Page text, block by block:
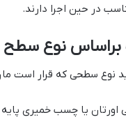
در حین اجرا دارند.
براساس نوع سطح
نوع سطحی که قرار است
یا چسب خمیری